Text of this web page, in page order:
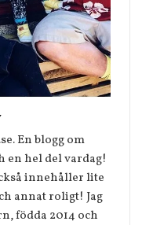
En blogg om
en hel del vardag!
innehåller lite
annat roligt! Jag
födda 2014 och